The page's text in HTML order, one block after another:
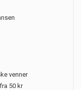
venner
50 kr